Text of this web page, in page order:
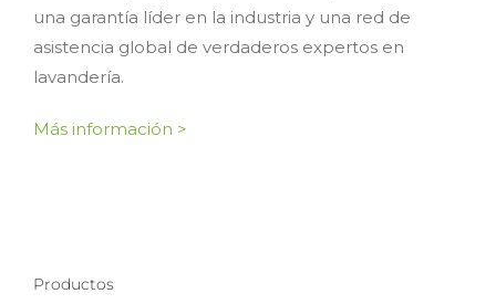
una garantía líder en la industria y una red de
asistencia global de verdaderos expertos en
lavandería.
Más información >
Productos